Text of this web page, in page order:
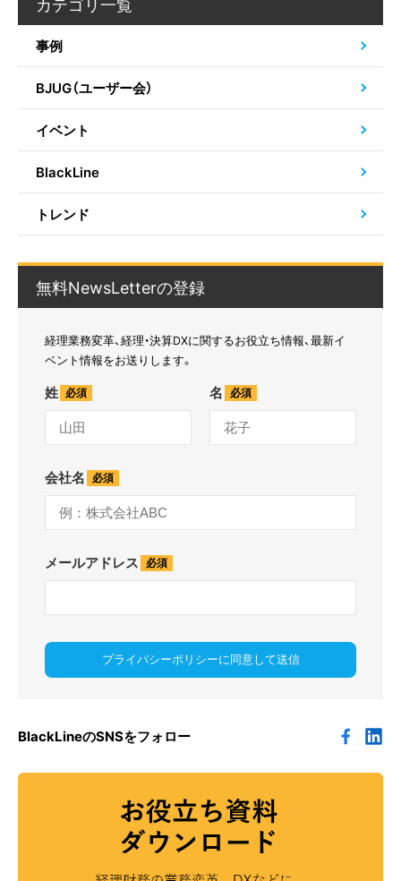
事例
BJUG（ユーザー会）
イベント
BlackLine
トレンド
無料NewsLetterの登録
経理業務変革、経理・決算DXに関するお役立ち情報、最新イ
ベント情報をお送りします。
姓 名
会社名
メールアドレス
プライバシーポリシーに同意して送信
BlackLineのSNSをフォロー